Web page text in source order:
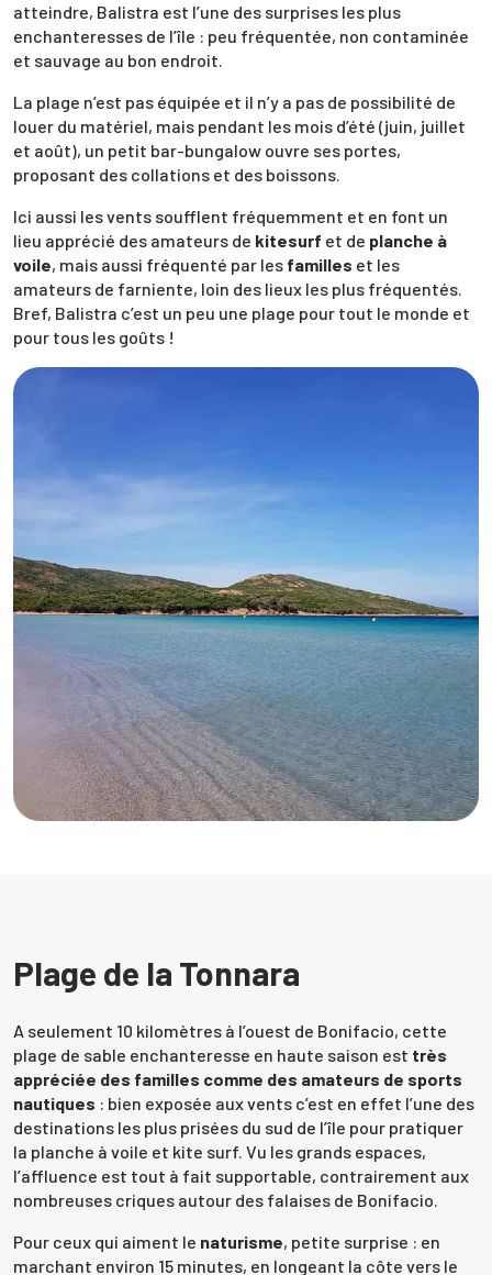
atteindre, Balistra est l’une des surprises les plus
enchanteresses de l’île : peu fréquentée, non contaminée
et sauvage au bon endroit.
La plage n’est pas équipée et il n’y a pas de possibilité de
louer du matériel, mais pendant les mois d’été (juin, juillet
et août), un petit bar-bungalow ouvre ses portes,
proposant des collations et des boissons.
Ici aussi les vents soufflent fréquemment et en font un
lieu apprécié des amateurs de kitesurf et de planche à
voile, mais aussi fréquenté par les familles et les
amateurs de farniente, loin des lieux les plus fréquentés.
Bref, Balistra c’est un peu une plage pour tout le monde et
pour tous les goûts !
Plage de la Tonnara
A seulement 10 kilomètres à l’ouest de Bonifacio, cette
plage de sable enchanteresse en haute saison est très
appréciée des familles comme des amateurs de sports
nautiques : bien exposée aux vents c’est en effet l’une des
destinations les plus prisées du sud de l’île pour pratiquer
la planche à voile et kite surf. Vu les grands espaces,
l’affluence est tout à fait supportable, contrairement aux
nombreuses criques autour des falaises de Bonifacio.
Pour ceux qui aiment le naturisme, petite surprise : en
marchant environ 15 minutes, en longeant la côte vers le